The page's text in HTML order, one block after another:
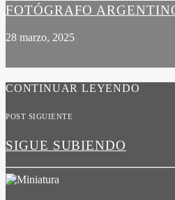
FOTÓGRAFO
28 marzo, 2025
CONTINUAR LEYENDO
POST SIGUIENTE
SIGUE SUBIENDO